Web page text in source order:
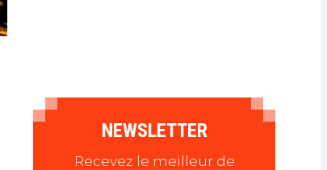
NEWSLETTER
Recevez le meilleur de